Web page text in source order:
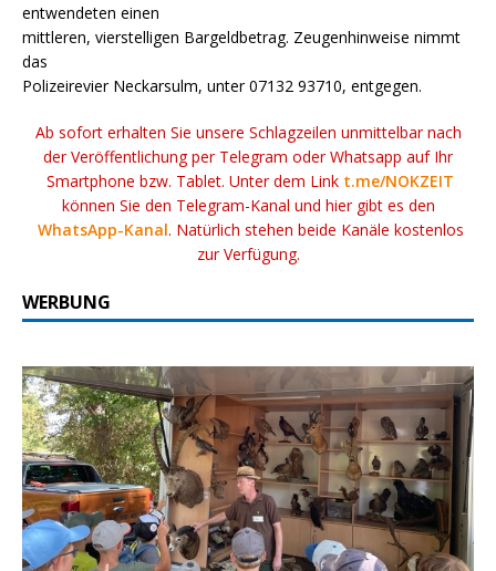
entwendeten einen
mittleren, vierstelligen Bargeldbetrag. Zeugenhinweise nimmt
das
Polizeirevier Neckarsulm, unter 07132 93710, entgegen.
Ab sofort erhalten Sie unsere Schlagzeilen unmittelbar nach
der Veröffentlichung per Telegram oder Whatsapp auf Ihr
Smartphone bzw. Tablet. Unter dem Link t.me/NOKZEIT
können Sie den Telegram-Kanal und hier gibt es den
WhatsApp-Kanal. Natürlich stehen beide Kanäle kostenlos
zur Verfügung.
WERBUNG